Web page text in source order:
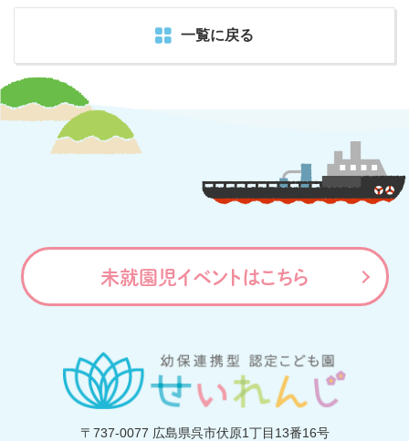
一覧に戻る
未就園児イベントはこちら
〒737-0077 広島県呉市伏原1丁目13番16号